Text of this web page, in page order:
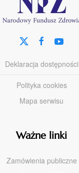
Deklaracja dostępności
Polityka cookies
Mapa serwisu
Ważne linki
Zamówienia publiczne